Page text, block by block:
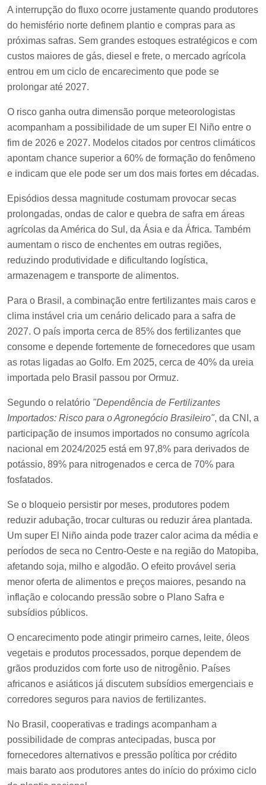
A interrupção do fluxo ocorre justamente quando produtores
do hemisfério norte definem plantio e compras para as
próximas safras. Sem grandes estoques estratégicos e com
custos maiores de gás, diesel e frete, o mercado agrícola
entrou em um ciclo de encarecimento que pode se
prolongar até 2027.
O risco ganha outra dimensão porque meteorologistas
acompanham a possibilidade de um super El Niño entre o
fim de 2026 e 2027. Modelos citados por centros climáticos
apontam chance superior a 60% de formação do fenômeno
e indicam que ele pode ser um dos mais fortes em décadas.
Episódios dessa magnitude costumam provocar secas
prolongadas, ondas de calor e quebra de safra em áreas
agrícolas da América do Sul, da Ásia e da África. Também
aumentam o risco de enchentes em outras regiões,
reduzindo produtividade e dificultando logística,
armazenagem e transporte de alimentos.
Para o Brasil, a combinação entre fertilizantes mais caros e
clima instável cria um cenário delicado para a safra de
2027. O país importa cerca de 85% dos fertilizantes que
consome e depende fortemente de fornecedores que usam
as rotas ligadas ao Golfo. Em 2025, cerca de 40% da ureia
importada pelo Brasil passou por Ormuz.
Segundo o relatório "Dependência de Fertilizantes
Importados: Risco para o Agronegócio Brasileiro", da CNI, a
participação de insumos importados no consumo agrícola
nacional em 2024/2025 está em 97,8% para derivados de
potássio, 89% para nitrogenados e cerca de 70% para
fosfatados.
Se o bloqueio persistir por meses, produtores podem
reduzir adubação, trocar culturas ou reduzir área plantada.
Um super El Niño ainda pode trazer calor acima da média e
períodos de seca no Centro-Oeste e na região do Matopiba,
afetando soja, milho e algodão. O efeito provável seria
menor oferta de alimentos e preços maiores, pesando na
inflação e colocando pressão sobre o Plano Safra e
subsídios públicos.
O encarecimento pode atingir primeiro carnes, leite, óleos
vegetais e produtos processados, porque dependem de
grãos produzidos com forte uso de nitrogênio. Países
africanos e asiáticos já discutem subsídios emergenciais e
corredores seguros para navios de fertilizantes.
No Brasil, cooperativas e tradings acompanham a
possibilidade de compras antecipadas, busca por
fornecedores alternativos e pressão política por crédito
mais barato aos produtores antes do início do próximo ciclo